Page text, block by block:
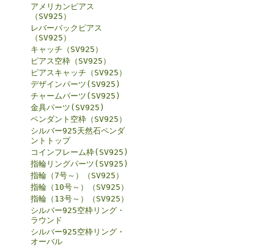
アメリカンピアス
（SV925）
レバーバックピアス
（SV925）
キャッチ（SV925）
ピアス空枠（SV925）
ピアスキャッチ（SV925）
デザインパーツ(SV925)
チャームパーツ(SV925)
金具パーツ(SV925)
ペンダント空枠（SV925）
シルバー925天然石ペンダ
ントトップ
コインフレーム枠(SV925)
指輪リングパーツ(SV925)
指輪（7号～）（SV925）
指輪（10号～）（SV925）
指輪（13号～）（SV925）
シルバー925空枠リング・
ラウンド
シルバー925空枠リング・
オーバル